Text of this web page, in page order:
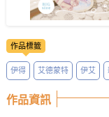
作品標籤
伊得 艾德蒙特 伊艾
作品資訊